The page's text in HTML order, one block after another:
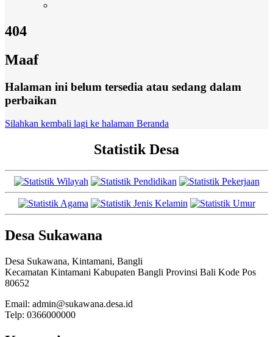
404
Maaf
Halaman ini belum tersedia atau sedang dalam
perbaikan
Silahkan kembali lagi ke halaman Beranda
Statistik Desa
Desa Sukawana
Desa Sukawana, Kintamani, Bangli
Kecamatan Kintamani Kabupaten Bangli Provinsi Bali Kode Pos
80652
Email: admin@sukawana.desa.id
Telp: 0366000000